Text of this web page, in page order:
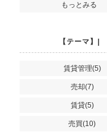
もっとみる
【テーマ】|
賃貸管理(5)
売却(7)
賃貸(5)
売買(10)